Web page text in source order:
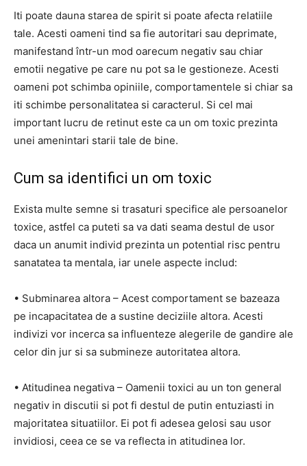
Iti poate dauna starea de spirit si poate afecta relatiile
tale. Acesti oameni tind sa fie autoritari sau deprimate,
manifestand într-un mod oarecum negativ sau chiar
emotii negative pe care nu pot sa le gestioneze. Acesti
oameni pot schimba opiniile, comportamentele si chiar sa
iti schimbe personalitatea si caracterul. Si cel mai
important lucru de retinut este ca un om toxic prezinta
unei amenintari starii tale de bine.
Cum sa identifici un om toxic
Exista multe semne si trasaturi specifice ale persoanelor
toxice, astfel ca puteti sa va dati seama destul de usor
daca un anumit individ prezinta un potential risc pentru
sanatatea ta mentala, iar unele aspecte includ:
• Subminarea altora – Acest comportament se bazeaza
pe incapacitatea de a sustine deciziile altora. Acesti
indivizi vor incerca sa influenteze alegerile de gandire ale
celor din jur si sa submineze autoritatea altora.
• Atitudinea negativa – Oamenii toxici au un ton general
negativ in discutii si pot fi destul de putin entuziasti in
majoritatea situatiilor. Ei pot fi adesea gelosi sau usor
invidiosi, ceea ce se va reflecta in atitudinea lor.